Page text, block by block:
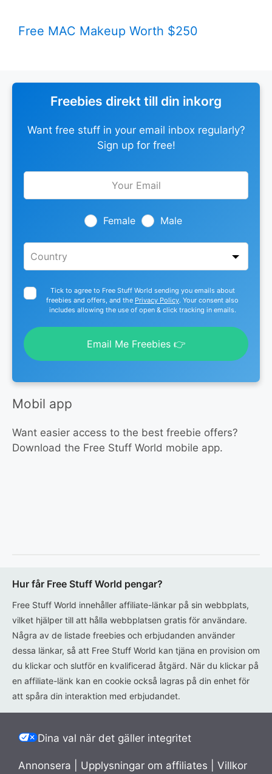
Free MAC Makeup Worth $250
Freebies direkt till din inkorg
Want free stuff in your email inbox regularly?
Sign up for free!
Leave
Female Male
Tick to agree to Free Stuff World sending you emails about
freebies and offers, and the Privacy Policy. Your consent also
includes allowing the use of open & click tracking in emails.
Email Me Freebies 👉
Mobil app
Want easier access to the best freebie offers?
Download the Free Stuff World mobile app.
Hur får Free Stuff World pengar?
Free Stuff World innehåller affiliate-länkar på sin webbplats,
vilket hjälper till att hålla webbplatsen gratis för användare.
Några av de listade freebies och erbjudanden använder
dessa länkar, så att Free Stuff World kan tjäna en provision om
du klickar och slutför en kvalificerad åtgärd. När du klickar på
en affiliate-länk kan en cookie också lagras på din enhet för
att spåra din interaktion med erbjudandet.
Dina val när det gäller integritet
Annonsera Upplysningar om affiliates Villkor